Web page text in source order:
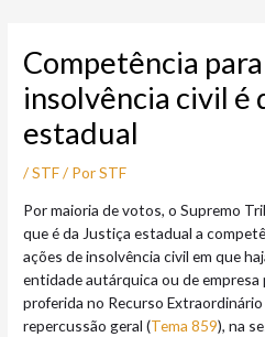
conteúdo
Competência
insolvência civil é
estadual
/STF/ PorSTF
Por maioria de votos, o Supremo
que é da Justiça estadual a
ações de insolvência civil em que
entidade autárquica ou de empresa
proferida no Recurso Extraordinário
repercussão geral (Tema 859), na